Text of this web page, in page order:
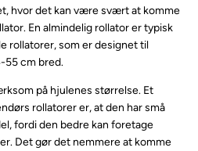
hvor det kan være svært at komme
En almindelig rollator er typisk
rollatorer, som er designet til
55 cm bred.
på hjulenes størrelse. Et
rollatorer er, at den har små
fordi den bedre kan foretage
Det gør det nemmere at komme